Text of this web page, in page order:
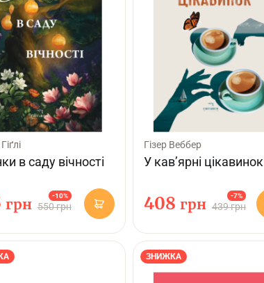
в саду вічності
550 грн
-10%
грн
Гізер Веббер
У кав’ярні цікавинок
439 грн
-7%
408 грн
ЗНИЖКА